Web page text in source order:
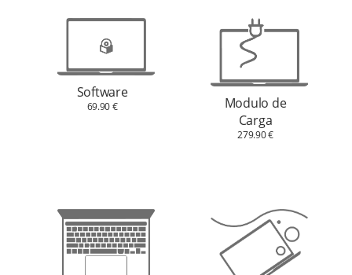
Software
69.90 €
Modulo de
Carga
279.90 €